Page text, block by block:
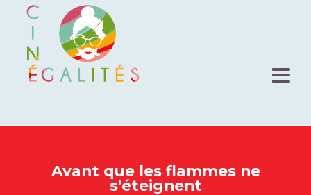
Avant que les flammes ne
s’éteignent